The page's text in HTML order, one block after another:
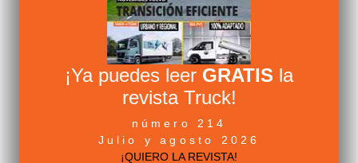
Escasez de conductores de camión en Europa: 500.000
ESCRITO PORALVARO PEDROCHE
VISTO 717 VECES
Volvo FH Aero: la configuración más eficiente para larga
distancia | Volvo Trucks
¡Ya puedes leer GRATIS la
revista Truck!
número 214
Julio y agosto 2026
¡QUIERO LA REVISTA!